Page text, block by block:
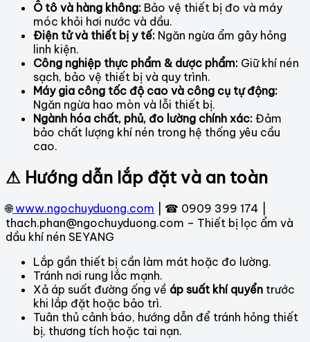
Ô tô và hàng không: Bảo vệ thiết bị đo và máy
móc khỏi hơi nước và dầu.
Điện tử và thiết bị y tế: Ngăn ngừa ẩm gây hỏng
linh kiện.
Công nghiệp thực phẩm & dược phẩm: Giữ khí nén
sạch, bảo vệ thiết bị và quy trình.
Máy gia công tốc độ cao và công cụ tự động:
Ngăn ngừa hao mòn và lỗi thiết bị.
Ngành hóa chất, phủ, đo lường chính xác: Đảm
bảo chất lượng khí nén trong hệ thống yêu cầu
cao.
⚠ Hướng dẫn lắp đặt và an toàn
🌐 www.ngochuyduong.com | ☎ 0909 399 174 |
thach.phan@ngochuyduong.com – Thiết bị lọc ẩm và
dầu khí nén SEYANG
Lắp gần thiết bị cần làm mát hoặc đo lường.
Tránh nơi rung lắc mạnh.
Xả áp suất đường ống về áp suất khí quyển trước
khi lắp đặt hoặc bảo trì.
Tuân thủ cảnh báo, hướng dẫn để tránh hỏng thiết
bị, thương tích hoặc tai nạn.